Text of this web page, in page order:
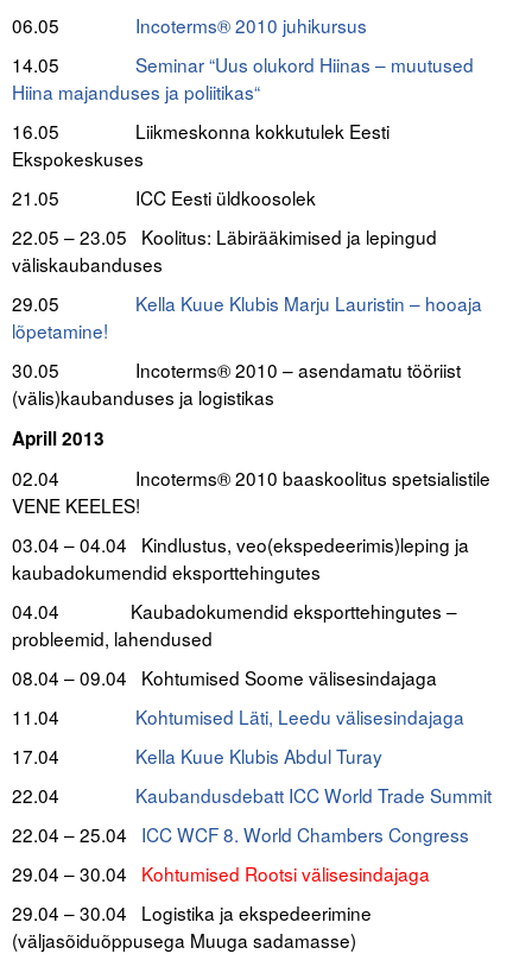
06.05 Incoterms® 2010 juhikursus
14.05 Seminar “Uus olukord Hiinas – muutused
Hiina majanduses ja poliitikas“
16.05 Liikmeskonna kokkutulek Eesti
Ekspokeskuses
21.05 ICC Eesti üldkoosolek
22.05 – 23.05 Koolitus: Läbirääkimised ja lepingud
väliskaubanduses
29.05 Kella Kuue Klubis Marju Lauristin – hooaja
lõpetamine!
30.05 Incoterms® 2010 – asendamatu tööriist
(välis)kaubanduses ja logistikas
Aprill 2013
02.04 Incoterms® 2010 baaskoolitus spetsialistile
VENE KEELES!
03.04 – 04.04 Kindlustus, veo(ekspedeerimis)leping ja
kaubadokumendid eksporttehingutes
04.04 Kaubadokumendid eksporttehingutes –
probleemid, lahendused
08.04 – 09.04 Kohtumised Soome välisesindajaga
11.04 Kohtumised Läti, Leedu välisesindajaga
17.04 Kella Kuue Klubis Abdul Turay
22.04 Kaubandusdebatt ICC World Trade Summit
22.04 – 25.04 ICC WCF 8. World Chambers Congress
29.04 – 30.04 Kohtumised Rootsi välisesindajaga
29.04 – 30.04 Logistika ja ekspedeerimine
(väljasõiduõppusega Muuga sadamasse)